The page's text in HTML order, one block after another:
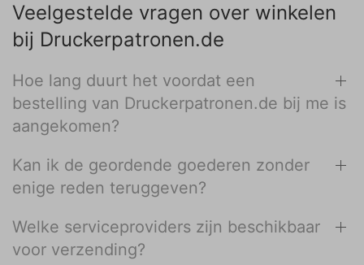
Veelgestelde vragen over winkelen
bij Druckerpatronen.de
Hoe lang duurt het voordat een
bestelling van Druckerpatronen.de bij me is
aangekomen?
Kan ik de geordende goederen zonder
enige reden teruggeven?
Welke serviceproviders zijn beschikbaar
voor verzending?